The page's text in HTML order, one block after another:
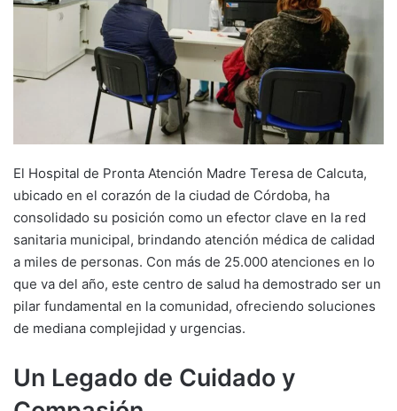
El Hospital de Pronta Atención Madre Teresa de Calcuta,
ubicado en el corazón de la ciudad de Córdoba, ha
consolidado su posición como un efector clave en la red
sanitaria municipal, brindando atención médica de calidad
a miles de personas. Con más de 25.000 atenciones en lo
que va del año, este centro de salud ha demostrado ser un
pilar fundamental en la comunidad, ofreciendo soluciones
de mediana complejidad y urgencias.
Un Legado de Cuidado y